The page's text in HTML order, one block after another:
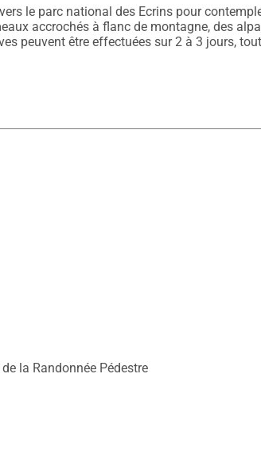
le parc national des Ecrins pour
accrochés à flanc de montagne, des
peuvent être effectuées sur 2 à 3 jours,
la Randonnée Pédestre